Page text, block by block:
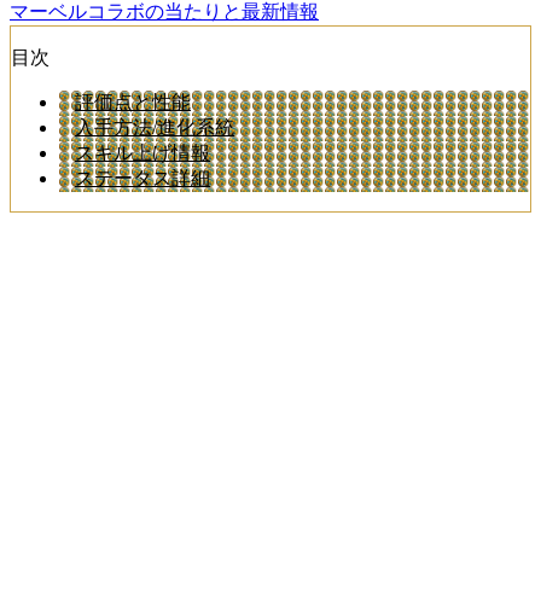
マーベルコラボの当たりと最新情報
目次
評価点と性能
入手方法/進化系統
スキル上げ情報
ステータス詳細